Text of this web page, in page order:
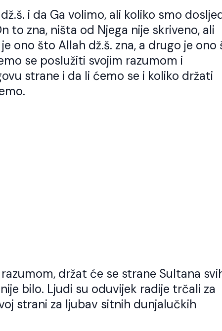
i da Ga volimo, ali koliko smo
to zna, ništa od Njega nije skriveno, ali
ono što Allah dž.š. zna, a drugo je ono
se poslužiti svojim razumom i
strane i da li ćemo se i koliko držati
držat će se strane Sultana
bilo. Ljudi su oduvijek radije trčali za
strani za ljubav sitnih dunjalučkih
god slijedi Allahov
treba da zna da
Kod svakog jela
stvari važne